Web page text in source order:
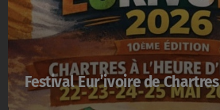
Festival Eur’ivoire de Chartres